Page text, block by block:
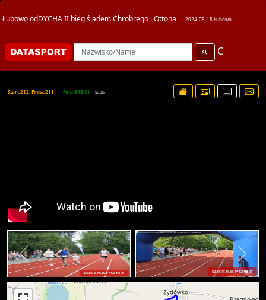
Łubowo odDYCHA II bieg śladem Chrobrego i Ottona 2024-05-18 Łubowo
C
Start:212, Finisz:211 Foto:393(0) SL:0%